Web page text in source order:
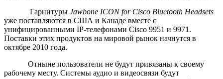
Гарнитуры Jawbone ICON for Cisco Bluetooth Headsets
уже поставляются в США и Канаде вместе с
унифицированными IP-телефонами Cisco 9951 и 9971.
Поставки этих продуктов на мировой рынок начнутся в
октябре 2010 года.
Отныне пользователи не будут привязаны к своему
рабочему месту. Системы аудио и видеосвязи будут